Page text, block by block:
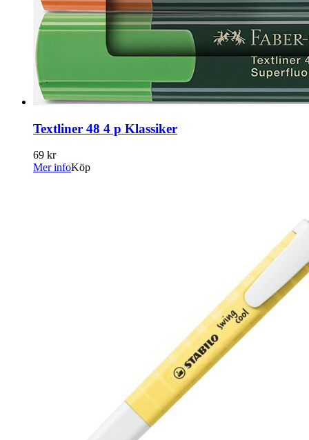
Textliner 48 4 p Klassiker
69 kr
Mer infoKöp